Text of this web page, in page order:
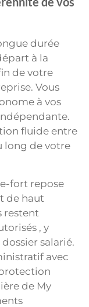
durée
à la
de votre
Vous
à vos
fluide entre
long de votre
fort repose
de haut
restent
, y
salarié.
avec
de My